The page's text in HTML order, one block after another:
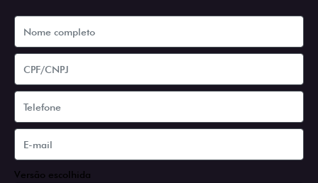
Versão escolhida